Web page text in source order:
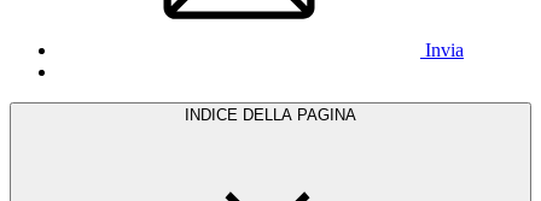
Invia
INDICE DELLA PAGINA